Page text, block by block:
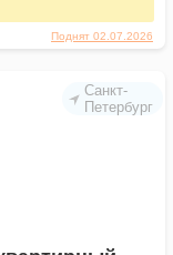
Поднят 02.07.2026
Санкт-
Петербург